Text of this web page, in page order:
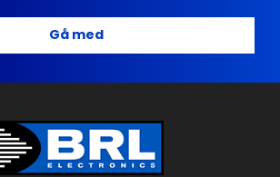
Gå med